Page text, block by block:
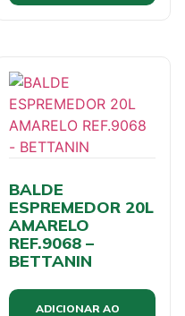
BALDE
ESPREMEDOR 20L
AMARELO
REF.9068 –
BETTANIN
ADICIONAR AO